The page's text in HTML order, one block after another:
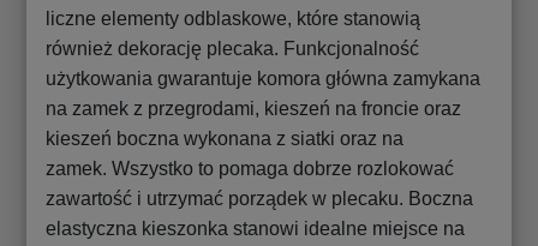
liczne elementy odblaskowe, które stanowią
również dekorację plecaka. Funkcjonalność
użytkowania gwarantuje komora główna zamykana
na zamek z przegrodami, kieszeń na froncie oraz
kieszeń boczna wykonana z siatki oraz na
zamek. Wszystko to pomaga dobrze rozlokować
zawartość i utrzymać porządek w plecaku. Boczna
elastyczna kieszonka stanowi idealne miejsce na